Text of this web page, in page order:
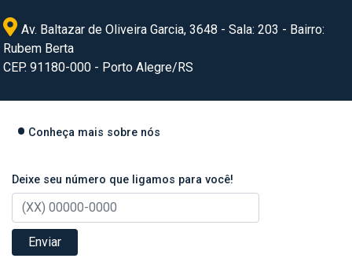
Av. Baltazar de Oliveira Garcia, 3648 - Sala: 203 - Bairro:
Rubem Berta
CEP. 91180-000 - Porto Alegre/RS
Conheça mais sobre nós
Deixe seu número que ligamos para você!
Enviar